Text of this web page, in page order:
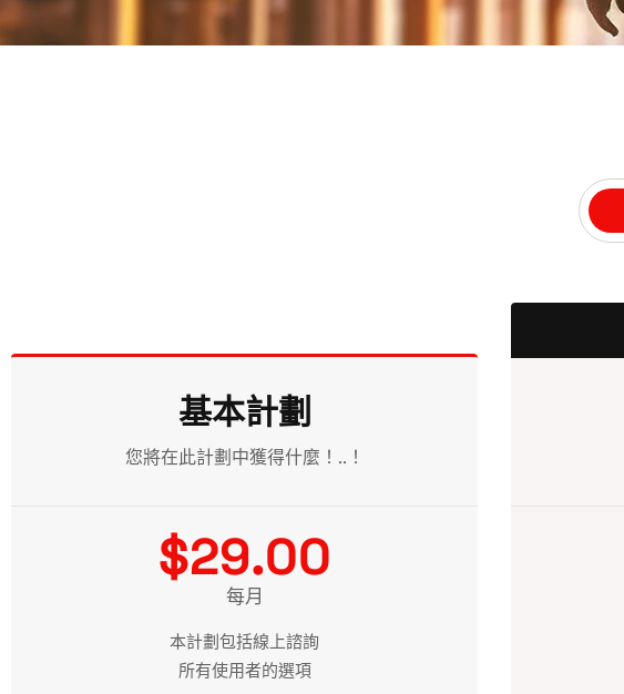
基本計劃
您將在此計劃中獲得什麼！..！
$29.00
每月
本計劃包括線上諮詢
所有使用者的選項